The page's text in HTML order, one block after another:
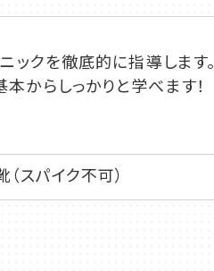
ックを徹底的に指導します。
からしっかりと学べます！
スパイク不可）